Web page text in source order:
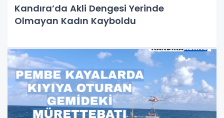
Kandıra’da Akli Dengesi Yerinde
Olmayan Kadın Kayboldu